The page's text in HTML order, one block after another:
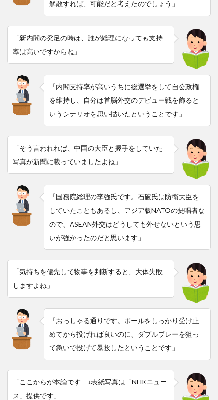
解散すれば、可能だと考えたのでしょう」
「新内閣の発足の時は、誰が総理になっても支持
率は高いですからね」
「内閣支持率が高いうちに総選挙をして自公政権
を維持し、自分は首脳外交のデビュー戦を飾ると
いうシナリオを思い描いたということです」
「そう言われれば、中国の大臣と握手をしていた
写真が新聞に載っていましたよね」
「国務院総理の李強氏です。石破氏は防衛大臣を
していたこともあるし、アジア版NATOの提唱者な
ので、ASEAN外交はどうしても外せないという思
いが強かったのだと思います」
「気持ちを優先して物事を判断すると、大体失敗
しますよね」
「おっしゃる通りです。ボールをしっかり受け止
めてから投げれば良いのに、ダブルプレーを狙っ
て急いで投げて暴投したということです」
「ここからが本論です ↓表紙写真は「NHKニュー
ス」提供です」